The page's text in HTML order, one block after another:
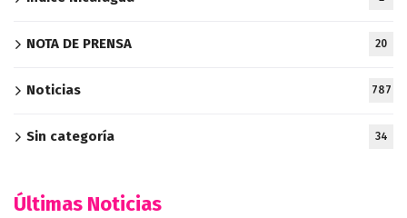
NOTA DE PRENSA 20
Noticias 787
Sin categoría 34
Últimas Noticias